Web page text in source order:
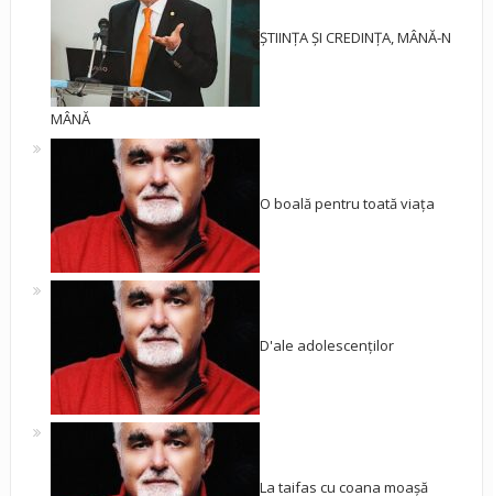
ȘTIINȚA ȘI CREDINȚA, MÂNĂ-N
MÂNĂ
O boală pentru toată viața
D'ale adolescenților
La taifas cu coana moașă